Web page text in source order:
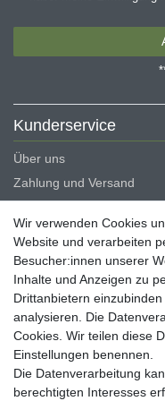
Kunderservice
Über uns
Zahlung und Versand
Erklärung zur
Blog
Rechtliche Angaben
Widerrufsrecht
Datenschutzerklärung
AGB
Impressum
Wir verwenden Cookies
Website und verarbeiten
Besucher:innen unserer
Inhalte und Anzeigen zu
Drittanbietern
analysieren. Die
Cookies. Wir teilen diese
Einstellungen benennen.
Die Datenverarbeitung
berechtigten Interesses